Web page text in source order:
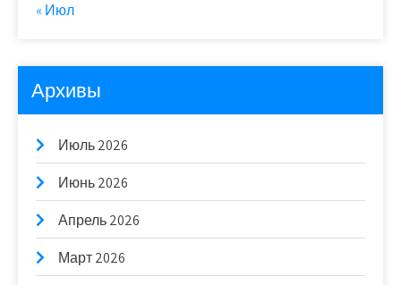
« Июл
Архивы
Июль 2026
Июнь 2026
Апрель 2026
Март 2026